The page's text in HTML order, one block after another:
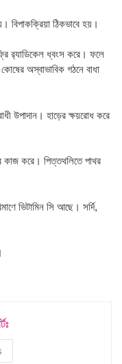
ঠিকভাবে হয়।
র‌্যাডিকেল ধ্বংস করে। ফলে
অস্বাভাবিক গঠনে বাধা
উপাদান। হাড়ের ক্ষয়রোধ করে
কাজ করে। পিত্তথলিতে পাথর
ভিটামিন সি আছে। সর্দি,